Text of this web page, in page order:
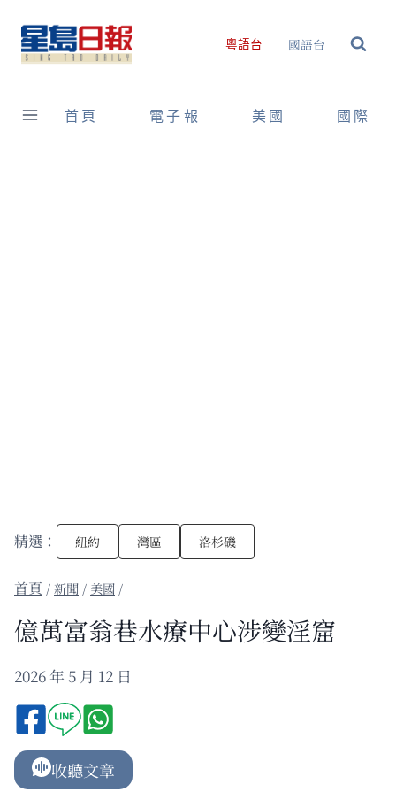
content
粵語台 國語台
首頁 電子報 美國 國際
精選： 紐約 灣區 洛杉磯
/新聞 / 美國 /
億萬富翁巷水療中心涉變淫窟
2026 年 5 月 12 日
收聽文章